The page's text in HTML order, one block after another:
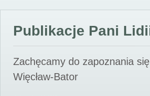
Publikacje Pani
Zachęcamy do zapoznania
Więcław-Bator